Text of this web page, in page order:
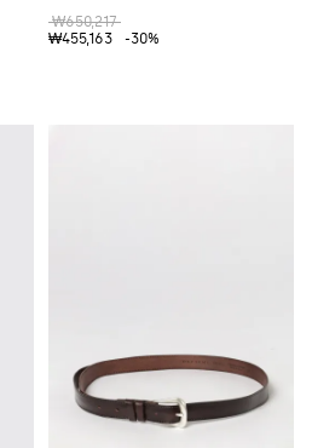
₩650,217
₩455,163
-30%